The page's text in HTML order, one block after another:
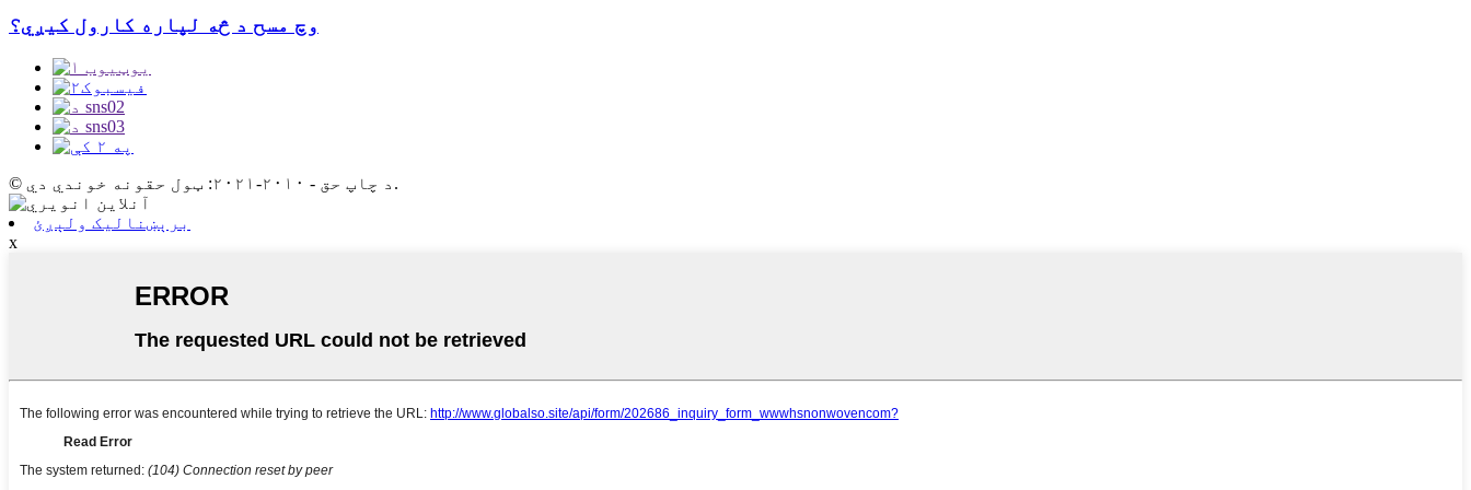
وچ مسح د څه لپاره کارول کیږي؟
© د چاپ حق - ۲۰۱۰-۲۰۲۱: ټول حقونه خوندي دي.
برېښنالیک ولېږئ
x